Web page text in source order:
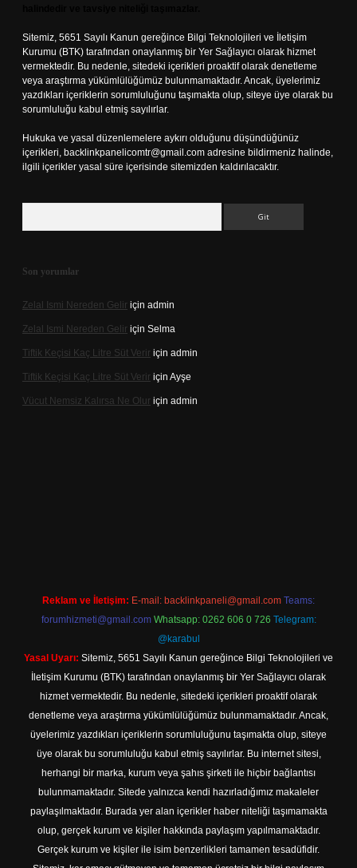
Sitemiz, 5651 Sayılı Kanun gereğince Bilgi Teknolojileri ve İletişim
Kurumu (BTK) tarafından onaylanmış bir Yer Sağlayıcı olarak hizmet
vermektedir. Bu nedenle, sitedeki içerikleri proaktif olarak denetleme
veya araştırma yükümlülüğümüz bulunmamaktadır. Ancak, üyelerimiz
yazdıkları içeriklerin sorumluluğunu taşımakta olup, siteye üye olarak bu
sorumluluğu kabul etmiş sayılırlar.
Hukuka ve yasal düzenlemelere aykırı olduğunu düşündüğünüz
içerikleri, backlinkpanelicomtr@gmail.com adresine bildirmeniz halinde,
ilgili içerikler yasal süre içerisinde sitemizden kaldırılacaktır.
Son yorumlar
Zelal Ismi Nereden Gelir için admin
Zelal Ismi Nereden Gelir için Selma
Tiftik Keçisi Kaç Litre Süt Verir için admin
Tiftik Keçisi Kaç Litre Süt Verir için Ayşe
Vücut Nemsiz Kalırsa Ne Olur için admin
Reklam ve İletişim: E-mail: backlinkpaneli@gmail.com Teams:
forumhizmeti@gmail.com Whatsapp: 0262 606 0 726 Telegram:
@karabul
Yasal Uyarı: Sitemiz, 5651 Sayılı Kanun gereğince Bilgi Teknolojileri ve
İletişim Kurumu (BTK) tarafından onaylanmış bir Yer Sağlayıcı olarak
hizmet vermektedir. Bu nedenle, sitedeki içerikleri proaktif olarak
denetleme veya araştırma yükümlülüğümüz bulunmamaktadır. Ancak,
üyelerimiz yazdıkları içeriklerin sorumluluğunu taşımakta olup, siteye
üye olarak bu sorumluluğu kabul etmiş sayılırlar. Bu internet sitesi,
herhangi bir marka, kurum veya şahıs şirketi ile hiçbir bağlantısı
bulunmamaktadır. Sitede yalnızca kendi hazırladığımız makaleler
paylaşılmaktadır. Burada yer alan içerikler haber niteliği taşımamakta
olup, gerçek kurum ve kişiler hakkında paylaşım yapılmamaktadır.
Gerçek kurum ve kişiler ile isim benzerlikleri tamamen tesadüfidir.